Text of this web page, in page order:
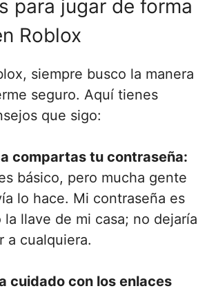
para jugar de forma
Roblox
siempre busco la manera
seguro. Aquí tienes
que sigo:
compartas tu contraseña:
básico, pero mucha gente
lo hace. Mi contraseña es
la llave de mi casa; no dejaría
a cualquiera.
cuidado con los enlaces